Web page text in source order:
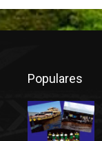
Populares